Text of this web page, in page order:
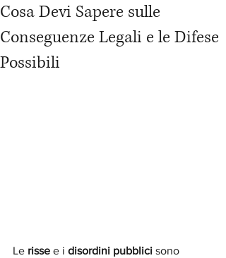
Cosa Devi Sapere sulle
Conseguenze Legali e le Difese
Possibili
Le risse e i disordini pubblici sono